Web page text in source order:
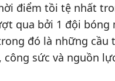
điểm tồi tệ nhất
qua bởi 1 đội bóng
đó là những cầu
sức và nguồn